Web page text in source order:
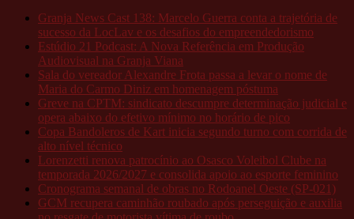
Granja News Cast 138: Marcelo Guerra conta a trajetória de
sucesso da LocLav e os desafios do empreendedorismo
Estúdio 21 Podcast: A Nova Referência em Produção
Audiovisual na Granja Viana
Sala do vereador Alexandre Frota passa a levar o nome de
Maria do Carmo Diniz em homenagem póstuma
Greve na CPTM: sindicato descumpre determinação judicial e
opera abaixo do efetivo mínimo no horário de pico
Copa Bandoleros de Kart inicia segundo turno com corrida de
alto nível técnico
Lorenzetti renova patrocínio ao Osasco Voleibol Clube na
temporada 2026/2027 e consolida apoio ao esporte feminino
Cronograma semanal de obras no Rodoanel Oeste (SP-021)
GCM recupera caminhão roubado após perseguição e auxilia